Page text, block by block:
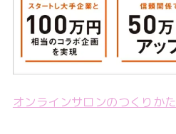
オンラインサロンのつくりかた